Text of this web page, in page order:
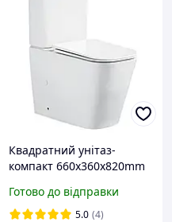
Квадратний унітаз-
компакт 660х360х820mm
підлоговий унітаз
безободковий з
Готово до відправки
5.0 (4)